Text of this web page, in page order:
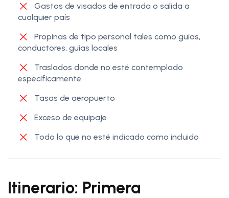
Gastos de visados de entrada o salida a
cualquier país
Propinas de tipo personal tales como guías,
conductores, guías locales
Traslados donde no esté contemplado
específicamente
Tasas de aeropuerto
Exceso de equipaje
Todo lo que no esté indicado como incluido
Itinerario: Primera